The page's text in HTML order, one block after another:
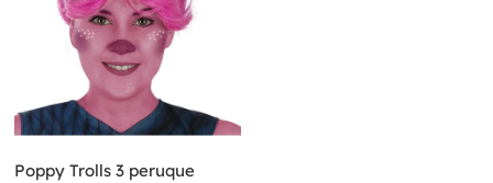
Poppy Trolls 3 peruque